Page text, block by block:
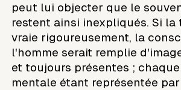
peut lui objecter que le
restent ainsi inexpliqués. Si la
vraie rigoureusement, la
l'homme serait remplie
et toujours présentes ;
mentale étant représentée